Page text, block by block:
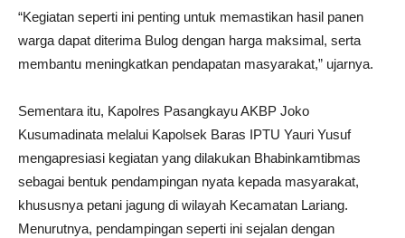
“Kegiatan seperti ini penting untuk memastikan hasil panen
warga dapat diterima Bulog dengan harga maksimal, serta
membantu meningkatkan pendapatan masyarakat,” ujarnya.
Sementara itu, Kapolres Pasangkayu AKBP Joko
Kusumadinata melalui Kapolsek Baras IPTU Yauri Yusuf
mengapresiasi kegiatan yang dilakukan Bhabinkamtibmas
sebagai bentuk pendampingan nyata kepada masyarakat,
khususnya petani jagung di wilayah Kecamatan Lariang.
Menurutnya, pendampingan seperti ini sejalan dengan